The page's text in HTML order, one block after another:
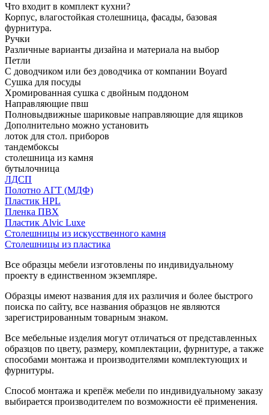
Что входит в комплект кухни?
Корпус, влагостойкая столешница, фасады, базовая
фурнитура.
Ручки
Различные варианты дизайна и материала на выбор
Петли
С доводчиком или без доводчика от компании Boyard
Сушка для посуды
Хромированная сушка с двойным поддоном
Направляющие пвш
Полновыдвижные шариковые направляющие для ящиков
Дополнительно можно установить
лоток для стол. приборов
тандембоксы
столешница из камня
бутылочница
ЛДСП
Полотно АГТ (МДФ)
Пластик HPL
Пленка ПВХ
Пластик Alvic Luxe
Столешницы из искусственного камня
Столешницы из пластика
Все образцы мебели изготовлены по индивидуальному
проекту в единственном экземпляре.
Образцы имеют названия для их различия и более быстрого
поиска по сайту, все названия образцов не являются
зарегистрированным товарным знаком.
Все мебельные изделия могут отличаться от представленных
образцов по цвету, размеру, комплектации, фурнитуре, а также
способами монтажа и производителями комплектующих и
фурнитуры.
Способ монтажа и крепёж мебели по индивидуальному заказу
выбирается производителем по возможности её применения.